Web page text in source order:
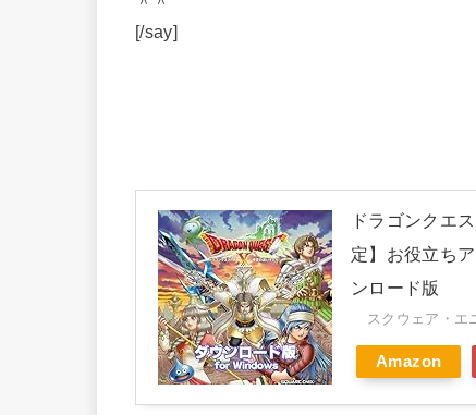
[/say]
ドラゴンクエ
定】お役立ち
ンロード版
スクウェア・エ
Amazon